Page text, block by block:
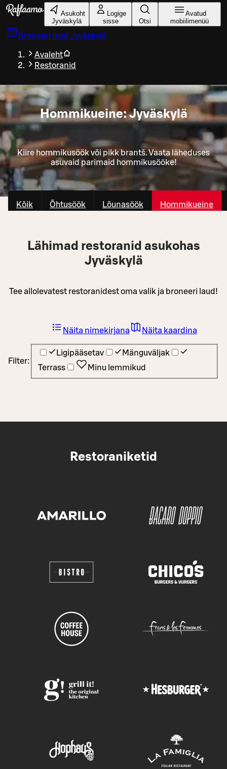
Liigu peamise sisu juurde
Asukoht
Jyväskylä
Logige
sisse
Otsi
Avatud
mobiilimenüü
Broneeri laud Jyväskylä
Avaleht
Restoranid
Hommikueine: Jyväskylä
Kiire hommikusöök või pikk brantš. Vaata läheduses
asuvaid parimaid hommikusööke!
Kõik Õhtusöök Lõunasöök Hommikueine
Lähimad restoranid asukohas
Jyväskylä
Tee allolevatest restoranidest oma valik ja broneeri laud!
Filter:
Ligipääsetav
Mänguväljak
Terrass
Minu lemmikud
Näita nimekirjana Näita kaardina
Restoraniketid